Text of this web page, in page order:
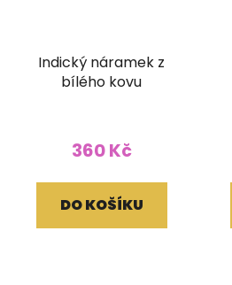
Indický náramek z
bílého kovu
360 Kč
DO KOŠÍKU